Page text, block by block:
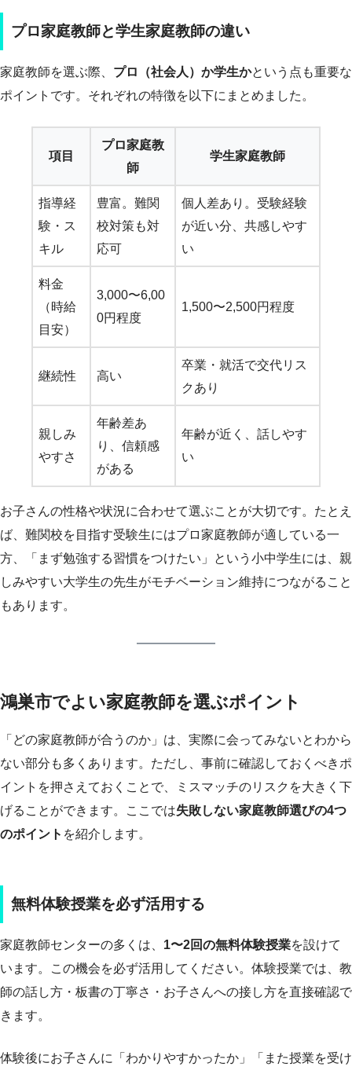
プロ家庭教師と学生家庭教師の違い
家庭教師を選ぶ際、 プロ（社会人）か学生かという点も重要な
ポイントです。それぞれの特徴を以下にまとめました。
項目
プロ家庭教
師
学生家庭教師
指導経
験・ス
キル
豊富。難関
校対策も対
応可
個人差あり。受験経験
が近い分、共感しやす
い
料金
（時給
目安）
3,000〜6,00
0円程度
1,500〜2,500円程度
継続性 高い
卒業・就活で交代リス
クあり
親しみ
やすさ
年齢差あ
り、信頼感
がある
年齢が近く、話しやす
い
お子さんの性格や状況に合わせて選ぶことが大切です。たとえ
ば、難関校を目指す受験生にはプロ家庭教師が適している一
方、「まず勉強する習慣をつけたい」という小中学生には、親
しみやすい大学生の先生がモチベーション維持につながること
もあります。
鴻巣市でよい家庭教師を選ぶポイント
「どの家庭教師が合うのか」は、実際に会ってみないとわから
ない部分も多くあります。ただし、事前に確認しておくべきポ
イントを押さえておくことで、ミスマッチのリスクを大きく下
げることができます。ここでは失敗しない家庭教師選びの4つ
のポイント を紹介します。
無料体験授業を必ず活用する
家庭教師センターの多くは、 1〜2回の無料体験授業を設けて
います。この機会を必ず活用してください。体験授業では、教
師の話し方・板書の丁寧さ・お子さんへの接し方を直接確認で
きます。
体験後にお子さんに「わかりやすかったか」「また授業を受け